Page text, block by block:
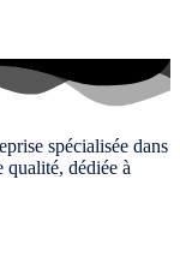
spécialisée dans
qualité, dédiée à